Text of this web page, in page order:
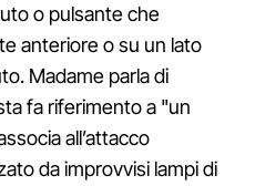
o pulsante che
anteriore o su un lato
Madame parla di
fa riferimento a "un
all’attacco
da improvvisi lampi di